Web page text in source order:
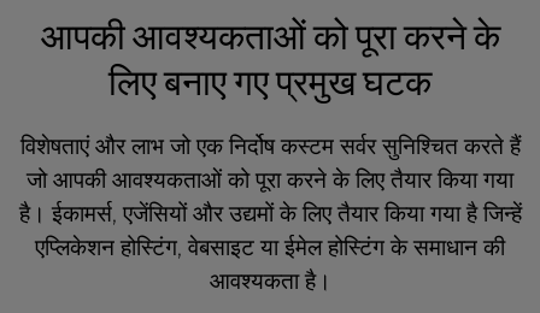
आपकी आवश्यकताओं को पूरा करने के
लिए बनाए गए प्रमुख घटक
विशेषताएं और लाभ जो एक निर्दोष कस्टम सर्वर सुनिश्चित करते हैं
जो आपकी आवश्यकताओं को पूरा करने के लिए तैयार किया गया
है। ईकामर्स, एजेंसियों और उद्यमों के लिए तैयार किया गया है जिन्हें
एप्लिकेशन होस्टिंग, वेबसाइट या ईमेल होस्टिंग के समाधान की
आवश्यकता है।